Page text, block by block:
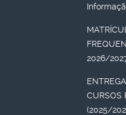
2026/
CURSOS
(2025/